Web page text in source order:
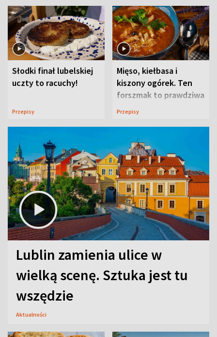
Słodki finał lubelskiej
uczty to racuchy!
Przepisy
Mięso, kiełbasa i
kiszony ogórek. Ten
forszmak to prawdziwa
uczta
Przepisy
Lublin zamienia ulice w
wielką scenę. Sztuka jest tu
wszędzie
Aktualności